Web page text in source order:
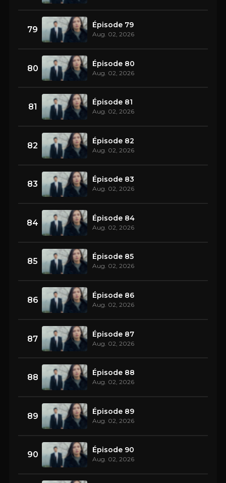
79 Épisode 79
Aug. 02, 2026
80 Épisode 80
Aug. 02, 2026
81 Épisode 81
Aug. 02, 2026
82 Épisode 82
Aug. 02, 2026
83 Épisode 83
Aug. 02, 2026
84 Épisode 84
Aug. 02, 2026
85 Épisode 85
Aug. 02, 2026
86 Épisode 86
Aug. 02, 2026
87 Épisode 87
Aug. 02, 2026
88 Épisode 88
Aug. 02, 2026
89 Épisode 89
Aug. 02, 2026
90 Épisode 90
Aug. 02, 2026